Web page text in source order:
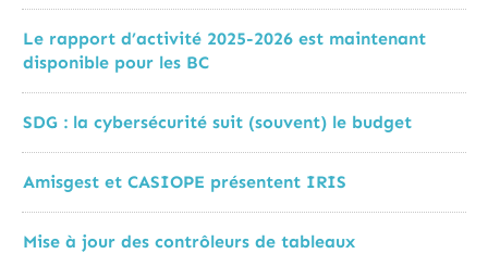
Le rapport d’activité 2025-2026 est maintenant
disponible pour les BC
SDG : la cybersécurité suit (souvent) le budget
Amisgest et CASIOPE présentent IRIS
Mise à jour des contrôleurs de tableaux